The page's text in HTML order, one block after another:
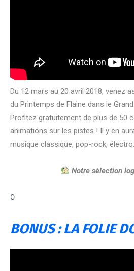
Du 12 mars au 20 avril 2018, venez
du Printemps de Flaine dans le
Profitez gratuitement de plus de 50
animations sur les pistes ! Il y en
musique classique, pop-rock,
Notre sélection
0
BONUS : LA FOLIE